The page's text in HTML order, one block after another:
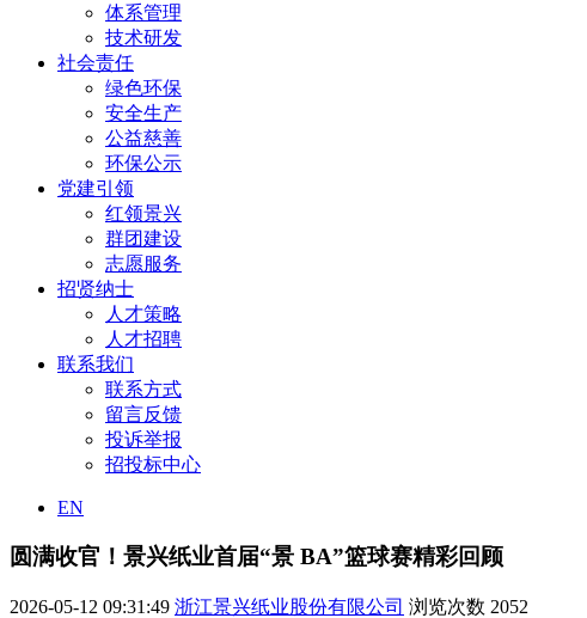
体系管理
技术研发
社会责任
绿色环保
安全生产
公益慈善
环保公示
党建引领
红领景兴
群团建设
志愿服务
招贤纳士
人才策略
人才招聘
联系我们
联系方式
留言反馈
投诉举报
招投标中心
EN
圆满收官！景兴纸业首届“景 BA”篮球赛精彩回顾
2026-05-12 09:31:49 浙江景兴纸业股份有限公司 浏览次数 2052